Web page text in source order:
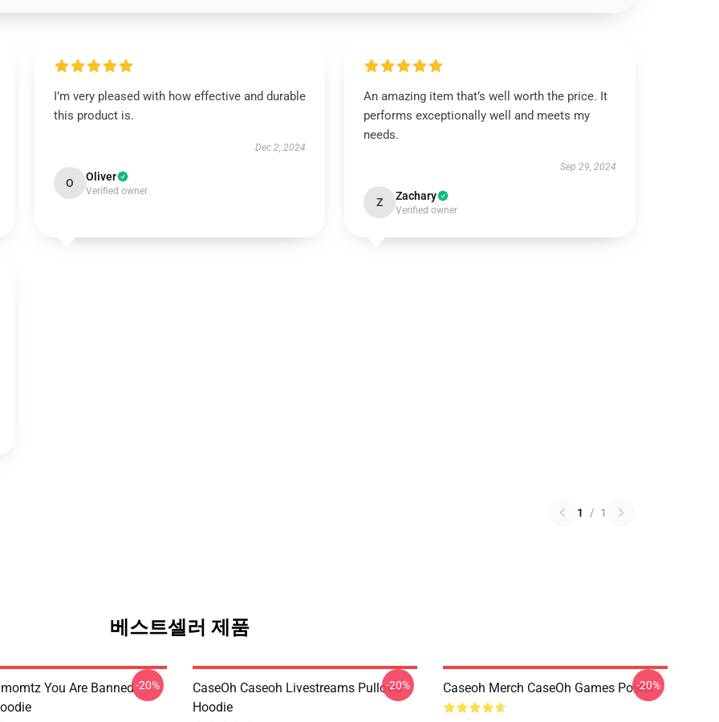
I’m very pleased with how effective and durable
this product is.
Dec 2, 2024
O Oliver
Verified owner
An amazing item that’s well worth the price. It
performs exceptionally well and meets my
needs.
Sep 29, 2024
Z Zachary
Verified owner
1 / 1
베스트셀러 제품
You Are Banned-20%
CaseOh Caseoh Livestreams Pullover
Hoodie
-20% Caseoh Merch CaseOh Games Poster
-20%